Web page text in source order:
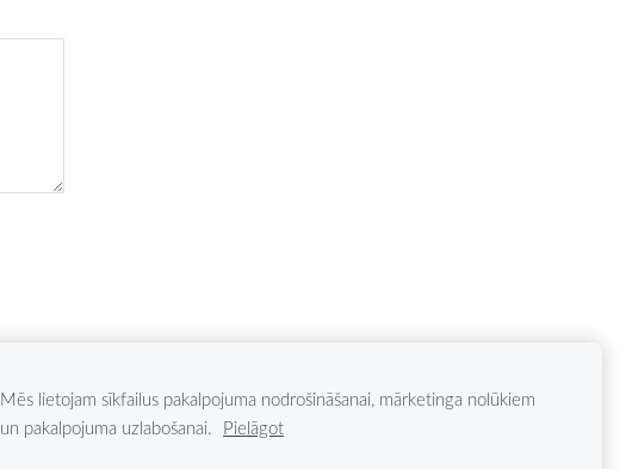
Mēs lietojam sīkfailus pakalpojuma nodrošināšanai, mārketinga nolūkiem
un pakalpojuma uzlabošanai. Pielāgot